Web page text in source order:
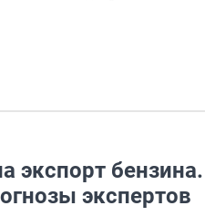
экспорт бензина.
экспертов